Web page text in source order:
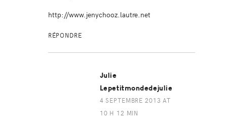
http://www.jenychooz.lautre.net
RÉPONDRE
Julie
Lepetitmondedejulie
4 SEPTEMBRE 2013 AT
10 H 12 MIN